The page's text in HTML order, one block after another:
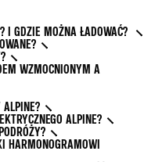
I GDZIE MOŻNA ŁADOWAĆ?
WZMOCNIONYM A
ALPINE?
ALPINE?
HARMONOGRAMOWI